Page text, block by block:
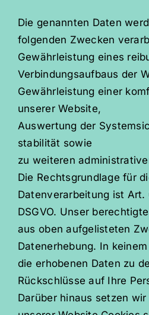
Die genannten Daten
folgenden Zwecken
Gewährleistung eines
Verbindungsaufbaus der
Gewährleistung einer
unserer Website,
Auswertung der
stabilität sowie
zu weiteren
Die Rechtsgrundlage für
Datenverarbeitung ist Art.
DSGVO. Unser
aus oben aufgelisteten
Datenerhebung. In
die erhobenen Daten zu
Rückschlüsse auf Ihre
Darüber hinaus setzen